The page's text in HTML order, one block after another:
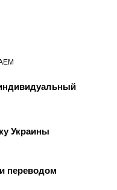
Украины
переводом